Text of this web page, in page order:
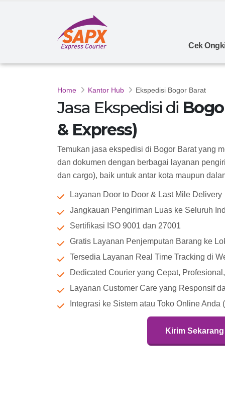
Cek
Home Kantor Hub Ekspedisi Bogor Barat
Jasa Ekspedisi di
& Express)
Temukan jasa ekspedisi di Bogor Barat yang
dan dokumen dengan berbagai layanan
dan cargo), baik untuk antar kota maupun
Layanan Door to Door & Last Mile Delivery
Jangkauan Pengiriman Luas ke Seluruh
Sertifikasi ISO 9001 dan 27001
Gratis Layanan Penjemputan Barang ke
Tersedia Layanan Real Time Tracking di
Dedicated Courier yang Cepat,
Layanan Customer Care yang Responsif
Integrasi ke Sistem atau Toko Online Anda
Kirim Sekarang